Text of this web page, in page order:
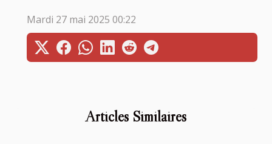
Articles Similaires
Mardi 27 mai 2025 00:22